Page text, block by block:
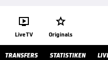

Live TV

Originals
TRANSFERS STATISTIKEN